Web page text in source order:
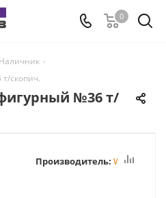
0
Наличник -
скопич.
№36 т/
Производитель: Winter